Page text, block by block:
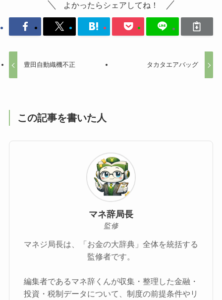
よかったらシェアしてね！
豊田自動織機不正 タカタエアバッグ
この記事を書いた人
マネ辞局長
監修
マネジ局長は、「お金の大辞典」全体を統括する
監修者です。
編集者であるマネ辞くんが収集・整理した金融・
投資・税制データについて、制度の前提条件やリ